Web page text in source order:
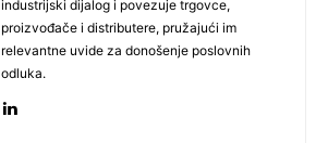
industrijski dijalog i povezuje trgovce,
proizvođače i distributere, pružajući im
relevantne uvide za donošenje poslovnih
odluka.